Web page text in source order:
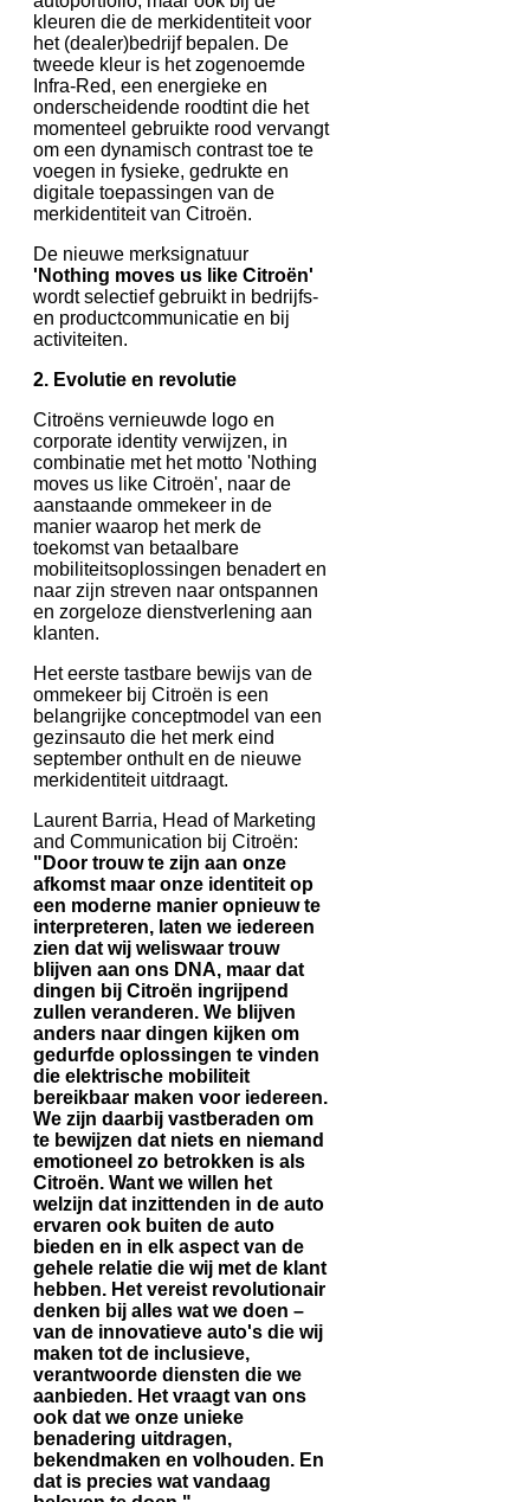
kleuren die de merkidentiteit voor
het (dealer)bedrijf bepalen. De
tweede kleur is het zogenoemde
Infra-Red, een energieke en
onderscheidende roodtint die het
momenteel gebruikte rood vervangt
om een dynamisch contrast toe te
voegen in fysieke, gedrukte en
digitale toepassingen van de
merkidentiteit van Citroën.
De nieuwe merksignatuur
'Nothing moves us like Citroën'
wordt selectief gebruikt in bedrijfs-
en productcommunicatie en bij
activiteiten.
2. Evolutie en revolutie
Citroëns vernieuwde logo en
corporate identity verwijzen, in
combinatie met het motto 'Nothing
moves us like Citroën', naar de
aanstaande ommekeer in de
manier waarop het merk de
toekomst van betaalbare
mobiliteitsoplossingen benadert en
naar zijn streven naar ontspannen
en zorgeloze dienstverlening aan
klanten.
Het eerste tastbare bewijs van de
ommekeer bij Citroën is een
belangrijke conceptmodel van een
gezinsauto die het merk eind
september onthult en de nieuwe
merkidentiteit uitdraagt.
Laurent Barria, Head of Marketing
and Communication bij Citroën:
"Door trouw te zijn aan onze
afkomst maar onze identiteit op
een moderne manier opnieuw te
interpreteren, laten we iedereen
zien dat wij weliswaar trouw
blijven aan ons DNA, maar dat
dingen bij Citroën ingrijpend
zullen veranderen. We blijven
anders naar dingen kijken om
gedurfde oplossingen te vinden
die elektrische mobiliteit
bereikbaar maken voor iedereen.
We zijn daarbij vastberaden om
te bewijzen dat niets en niemand
emotioneel zo betrokken is als
Citroën. Want we willen het
welzijn dat inzittenden in de auto
ervaren ook buiten de auto
bieden en in elk aspect van de
gehele relatie die wij met de klant
hebben. Het vereist revolutionair
denken bij alles wat we doen –
van de innovatieve auto's die wij
maken tot de inclusieve,
verantwoorde diensten die we
aanbieden. Het vraagt van ons
ook dat we onze unieke
benadering uitdragen,
bekendmaken en volhouden. En
dat is precies wat vandaag